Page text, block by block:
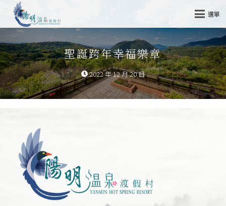
選單
聖誕跨年幸福樂章
2022 年 12 月 20 日